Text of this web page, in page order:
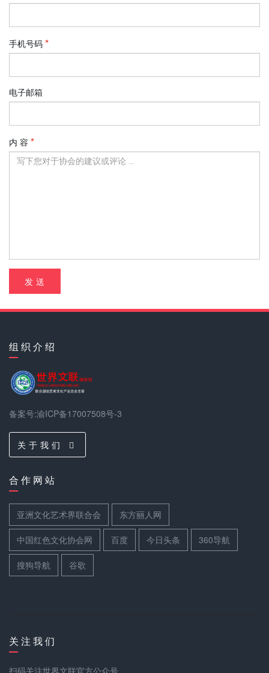
手机号码
电子邮箱
内 容
发 送
组 织 介 绍
备案号:渝ICP备17007508号-3
关 于 我 们
合 作 网 站
亚洲文化艺术界联合会 东方丽人网
中国红色文化协会网 百度 今日头条 360导航
搜狗导航 谷歌
关 注 我 们
扫码关注世界文联官方公众号